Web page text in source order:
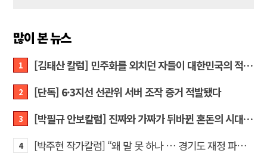
많이 본 뉴스
1 [김태산 칼럼] 민주화를 외치던 자들이 대한민국의 적이고 간첩이었다
2 [단독] 6·3지선 선관위 서버 조작 증거 적발됐다
3 [박필규 안보칼럼] 진짜와 가짜가 뒤바뀐 혼돈의 시대, 안보 파탄은 막아야
4 [박주현 작가칼럼] “왜 말 못 하나 … 경기도 재정 파탄의 진짜 원인을”